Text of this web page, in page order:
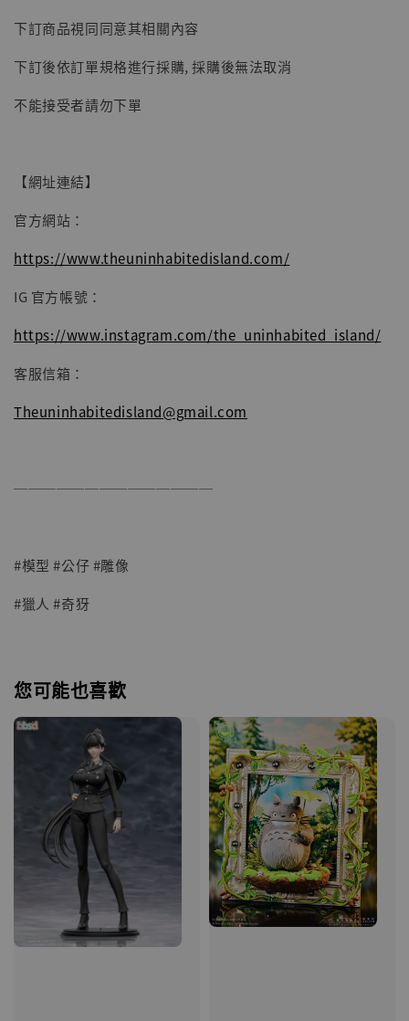
下訂商品視同同意其相關內容
下訂後依訂單規格進行採購, 採購後無法取消
不能接受者請勿下單
【網址連結】
官方網站：
https://www.theuninhabitedisland.com/
IG 官方帳號：
https://www.instagram.com/the_uninhabited_island/
客服信箱：
Theuninhabitedisland@gmail.com
──────────────
#模型 #公仔 #雕像
#獵人 #奇犽
您可能也喜歡